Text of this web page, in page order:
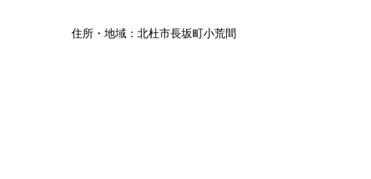
住所・地域：北杜市長坂町小荒間